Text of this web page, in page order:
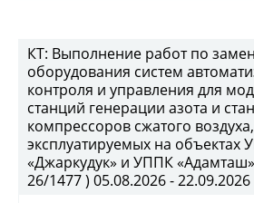
КТ: Выполнение работ по
оборудования систем
контроля и управления для
станций генерации азота и
компрессоров сжатого воздуха,
эксплуатируемых на объектах
«Джаркудук» и УППК
26/1477 ) 05.08.2026 - 22.09.2026